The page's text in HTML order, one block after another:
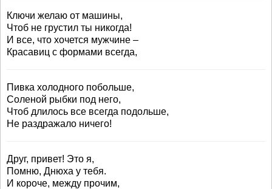
Ключи желаю от машины,
Чтоб не грустил ты никогда!
И все, что хочется мужчине –
Красавиц с формами всегда,
Пивка холодного побольше,
Соленой рыбки под него,
Чтоб длилось все всегда подольше,
Не раздражало ничего!
Друг, привет! Это я,
Помню, Днюха у тебя.
И короче, между прочим,